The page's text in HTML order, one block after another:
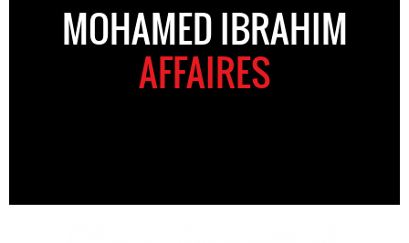
MOHAMED IBRAHIM
AFFAIRES